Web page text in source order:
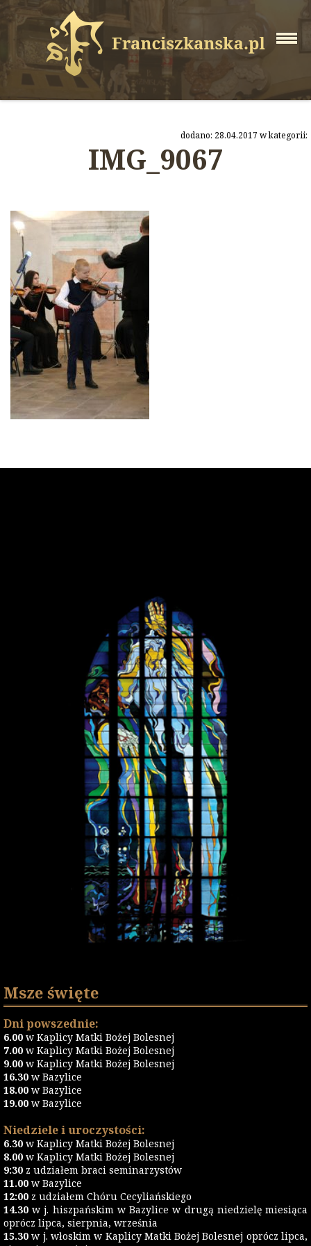
dodano: 28.04.2017 w kategorii:
IMG_9067
Msze święte
Dni powszednie:
6.00 w Kaplicy Matki Bożej Bolesnej
7.00 w Kaplicy Matki Bożej Bolesnej
9.00 w Kaplicy Matki Bożej Bolesnej
16.30 w Bazylice
18.00 w Bazylice
19.00 w Bazylice
Niedziele i uroczystości:
6.30 w Kaplicy Matki Bożej Bolesnej
8.00 w Kaplicy Matki Bożej Bolesnej
9:30 z udziałem braci seminarzystów
11.00 w Bazylice
12:00 z udziałem Chóru Cecyliańskiego
14.30 w j. hiszpańskim w Bazylice w drugą niedzielę miesiąca
oprócz lipca, sierpnia, września
15.30 w j. włoskim w Kaplicy Matki Bożej Bolesnej oprócz lipca,